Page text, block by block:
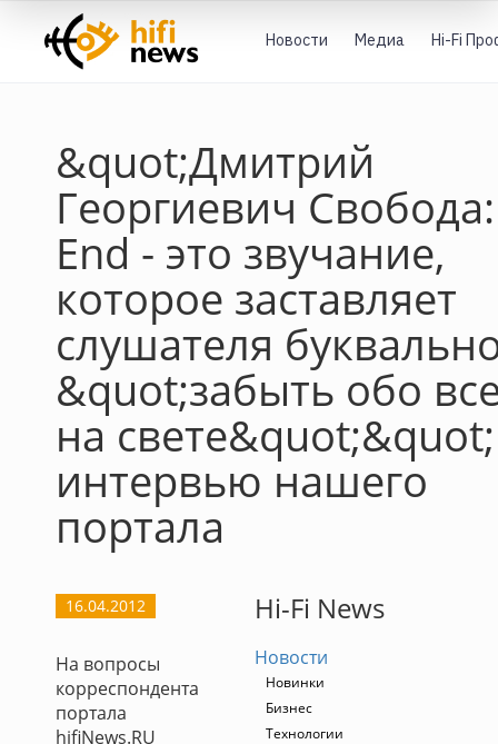
Новости Медиа Hi-Fi
&quot;Дмитрий
Георгиевич
End - это звучание,
которое заставляет
слушателя
&quot;забыть обо
на
интервью нашего
портала
16.04.2012
На вопросы
корреспондента
портала
hifiNews.RU
Hi-Fi News
Новости
Новинки
Бизнес
Технологии